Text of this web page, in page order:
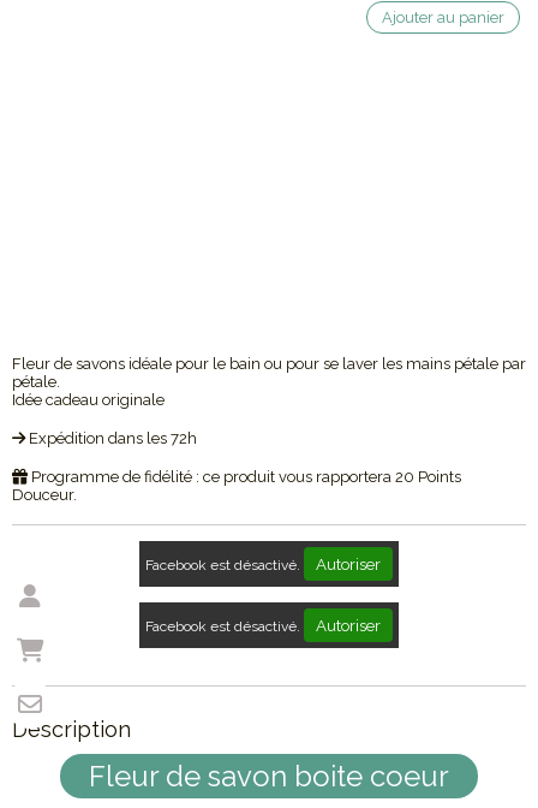
Ajouter au panier
Fleur de savons idéale pour le bain ou pour se laver les mains pétale par
pétale.
Idée cadeau originale
Expédition dans les 72h
Programme de fidélité : ce produit vous rapportera 20 Points
Douceur.
Facebook est désactivé. Autoriser
Facebook est désactivé. Autoriser
Description
Fleur de savon boite coeur